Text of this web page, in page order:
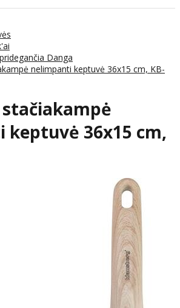
Danga
nelimpanti keptuvė 36x15 cm, KB-
keptuvė 36x15 cm,